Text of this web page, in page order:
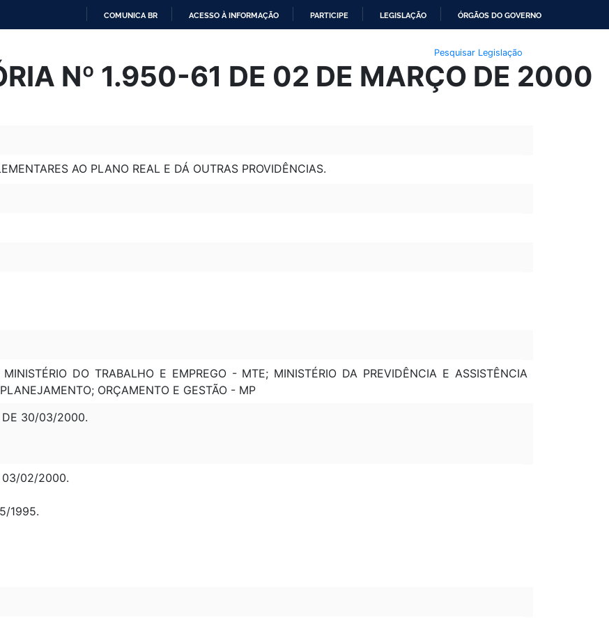
O
CONTEÚDO
COMUNICA BR ACESSO À INFORMAÇÃO PARTICIPE LEGISLAÇÃO ÓRGÃOS DO GOVERNO
Pesquisar Legislação
Nº 1.950-61 DE 02 DE MARÇO DE 2000
AO PLANO REAL E DÁ OUTRAS PROVIDÊNCIAS.
DO TRABALHO E EMPREGO - MTE; MINISTÉRIO DA PREVIDÊNCIA E ASSISTÊNCIA
ORÇAMENTO E GESTÃO - MP
DE 30/03/2000.
03/02/2000.
1995.